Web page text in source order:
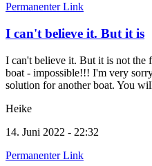
Permanenter Link
I can't believe it. But it is
I can't believe it. But it is not
boat - impossible!!! I'm very
solution for another boat. You
Heike
14. Juni 2022 - 22:32
Permanenter Link